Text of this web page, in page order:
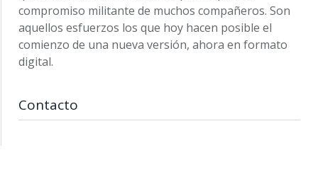
compromiso militante de muchos compañeros. Son
aquellos esfuerzos los que hoy hacen posible el
comienzo de una nueva versión, ahora en formato
digital.
Contacto